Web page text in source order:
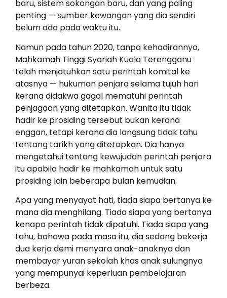
baru, sistem sokongan baru, dan yang paling
penting — sumber kewangan yang dia sendiri
belum ada pada waktu itu.
Namun pada tahun 2020, tanpa kehadirannya,
Mahkamah Tinggi Syariah Kuala Terengganu
telah menjatuhkan satu perintah komital ke
atasnya — hukuman penjara selama tujuh hari
kerana didakwa gagal mematuhi perintah
penjagaan yang ditetapkan. Wanita itu tidak
hadir ke prosiding tersebut bukan kerana
enggan, tetapi kerana dia langsung tidak tahu
tentang tarikh yang ditetapkan. Dia hanya
mengetahui tentang kewujudan perintah penjara
itu apabila hadir ke mahkamah untuk satu
prosiding lain beberapa bulan kemudian.
Apa yang menyayat hati, tiada siapa bertanya ke
mana dia menghilang. Tiada siapa yang bertanya
kenapa perintah tidak dipatuhi. Tiada siapa yang
tahu, bahawa pada masa itu, dia sedang bekerja
dua kerja demi menyara anak-anaknya dan
membayar yuran sekolah khas anak sulungnya
yang mempunyai keperluan pembelajaran
berbeza.